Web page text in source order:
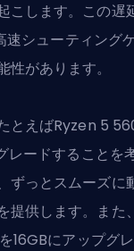
こします。この
速シューティング
があります。
とえばRyzen 5
ードすることを
ずっとスムーズに
提供します。また
16GBにアップグ